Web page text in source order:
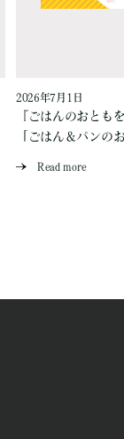
2026年7月1日
『ごはんのおとも
「ごはん＆パンの
Read more